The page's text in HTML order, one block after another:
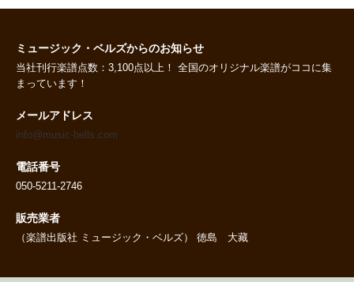
ミュージック・ベルズからのお知らせ
当社刊行楽譜点数：3,100点以上！ 全国のオリジナル楽譜がココに集
まっています！
メールアドレス
info@music-bells.com
電話番号
050-5211-2746
販売業者
（楽譜出版社 ミュージック・ベルズ） 徳島 大藏